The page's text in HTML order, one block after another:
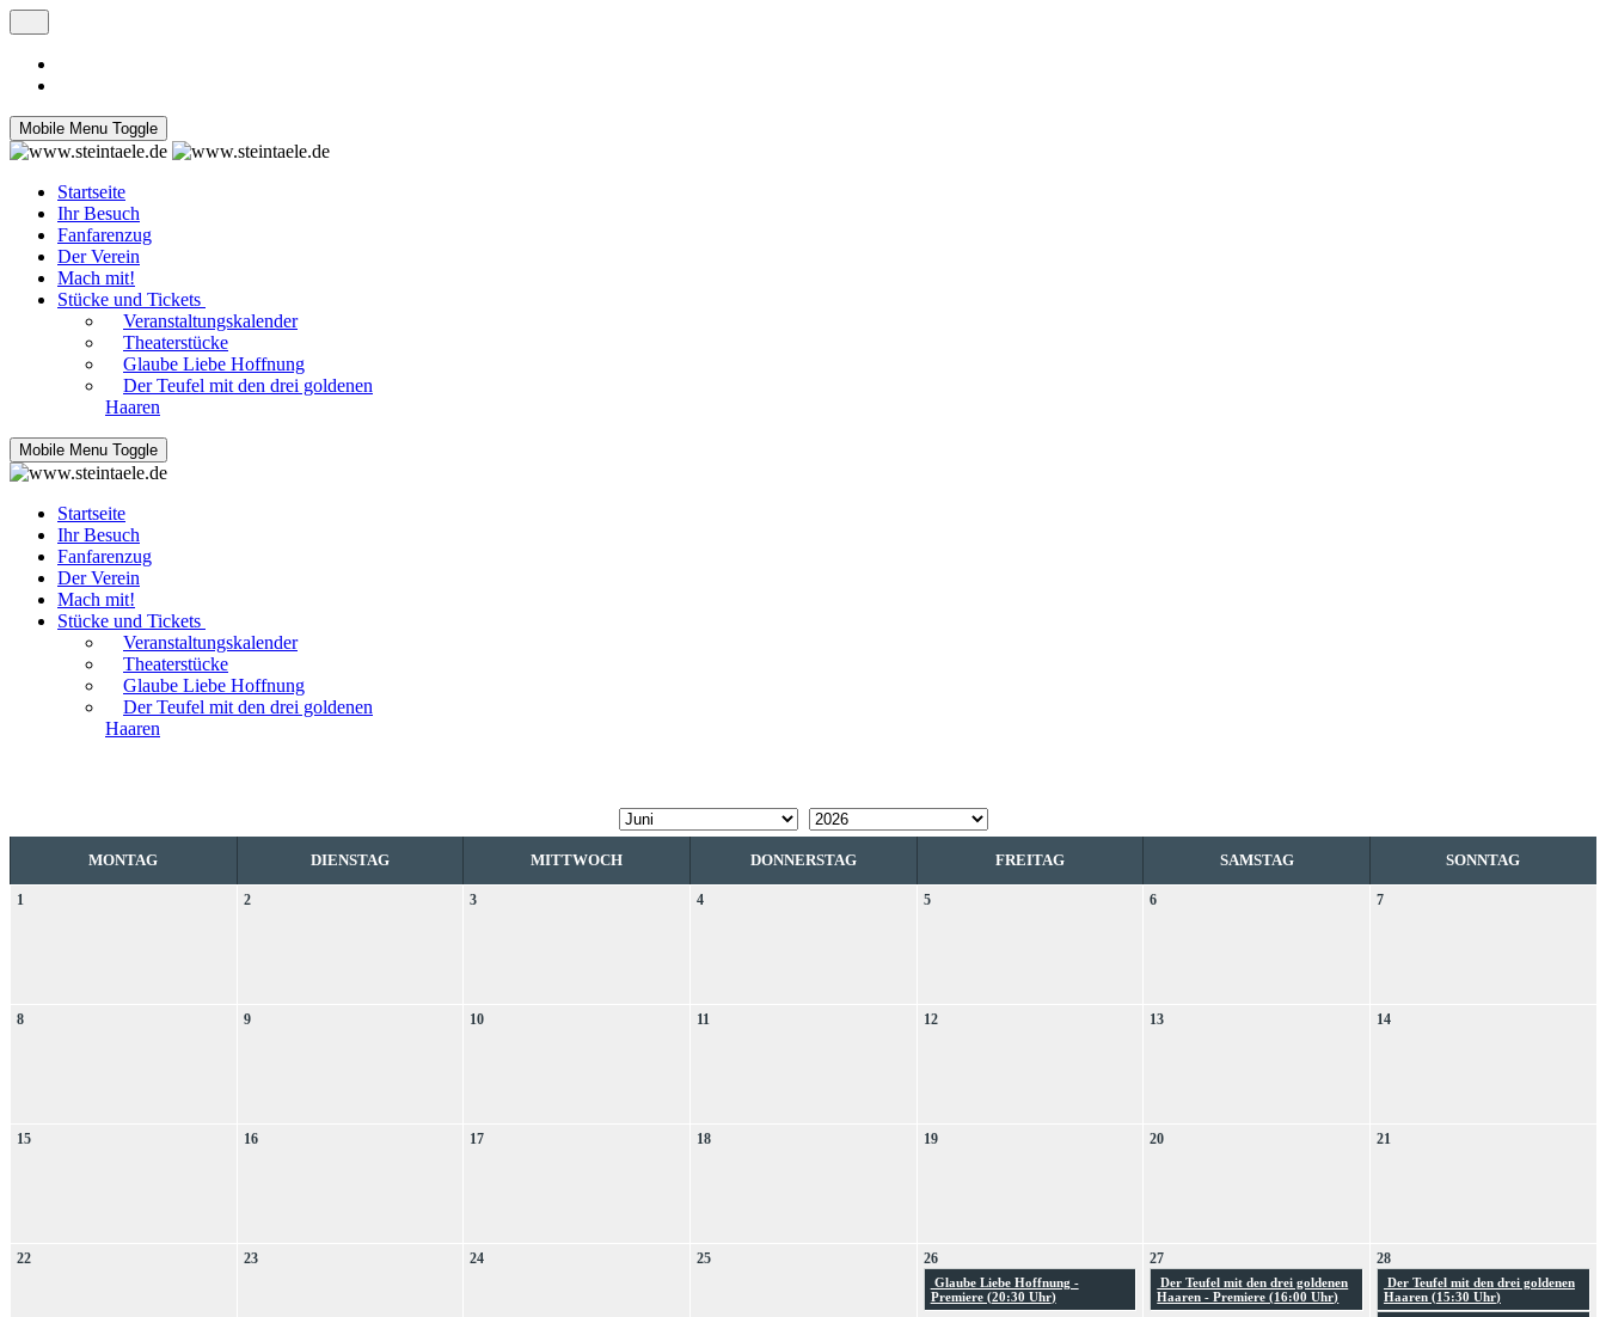
Mobile Menu Toggle
Startseite
Ihr Besuch
Fanfarenzug
Der Verein
Mach mit!
Stücke und Tickets
Veranstaltungskalender
Theaterstücke
Glaube Liebe Hoffnung
Der Teufel mit den drei goldenen
Haaren
Mobile Menu Toggle
Startseite
Ihr Besuch
Fanfarenzug
Der Verein
Mach mit!
Stücke und Tickets
Veranstaltungskalender
Theaterstücke
Glaube Liebe Hoffnung
Der Teufel mit den drei goldenen
Haaren
MONTAG DIENSTAG MITTWOCH DONNERSTAG FREITAG SAMSTAG SONNTAG
1 2 3 4 5 6 7
8 9 10 11 12 13 14
15 16 17 18 19 20 21
22 23 24 25 26
Glaube Liebe Hoffnung -
Premiere (20:30 Uhr)
27
Der Teufel mit den drei goldenen
Haaren - Premiere (16:00 Uhr)
28
Der Teufel mit den drei goldenen
Haaren (15:30 Uhr)